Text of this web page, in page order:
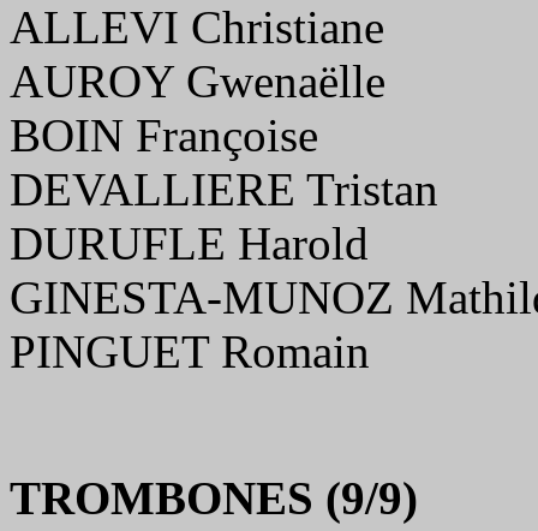
ALLEVI Christiane
AUROY Gwenaëlle
BOIN Françoise
DEVALLIERE Tristan
DURUFLE Harold
GINESTA-MUNOZ
PINGUET Romain
TROMBONES (9/9)